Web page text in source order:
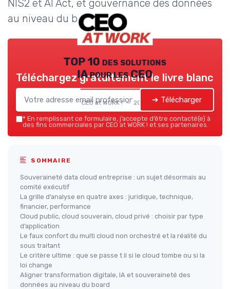
NIS2 et AI Act, et gouvernance des données
au niveau du board.
TOP 10 des solutions
IA pour les CEO
CEO at WORK ! — 2026
Téléchargez gratuitement le livre blanc
➔ Télécharger
* En remplissant ce formulaire, j’accepte d’être contacté(e) à
des fins commerciales par CEO at WORK ! et ses partenaires.
SOMMAIRE
Souveraineté data cloud entreprise : un sujet désormais au
comité exécutif
La grille d’analyse en quatre axes : juridique, technique,
financier, performance
Cloud public, cloud souverain, cloud privé : choisir par type
d’application
Le faux confort du multi cloud non orchestré et la réalité du
sous traitant
Le critère ultime : que se passe t il si le cloud tombe ou si la
loi change
Aligner transformation digitale, IA et souveraineté des
données au niveau du board